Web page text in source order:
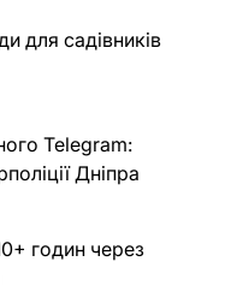
для садівників
Telegram:
Дніпра
годин через